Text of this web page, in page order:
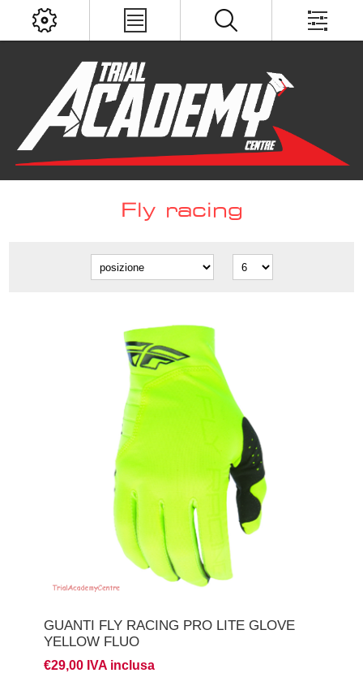
Fly racing
GUANTI FLY RACING PRO LITE GLOVE
YELLOW FLUO
€29,00 IVA inclusa